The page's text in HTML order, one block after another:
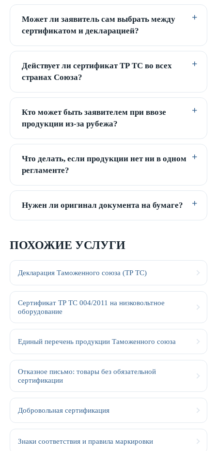
Может ли заявитель сам выбрать между
сертификатом и декларацией?
Действует ли сертификат ТР ТС во всех
странах Союза?
Кто может быть заявителем при ввозе
продукции из-за рубежа?
Что делать, если продукции нет ни в одном
регламенте?
Нужен ли оригинал документа на бумаге?
ПОХОЖИЕ УСЛУГИ
Декларация Таможенного союза (ТР ТС)
Сертификат ТР ТС 004/2011 на низковольтное
оборудование
Единый перечень продукции Таможенного союза
Отказное письмо: товары без обязательной
сертификации
Добровольная сертификация
Знаки соответствия и правила маркировки